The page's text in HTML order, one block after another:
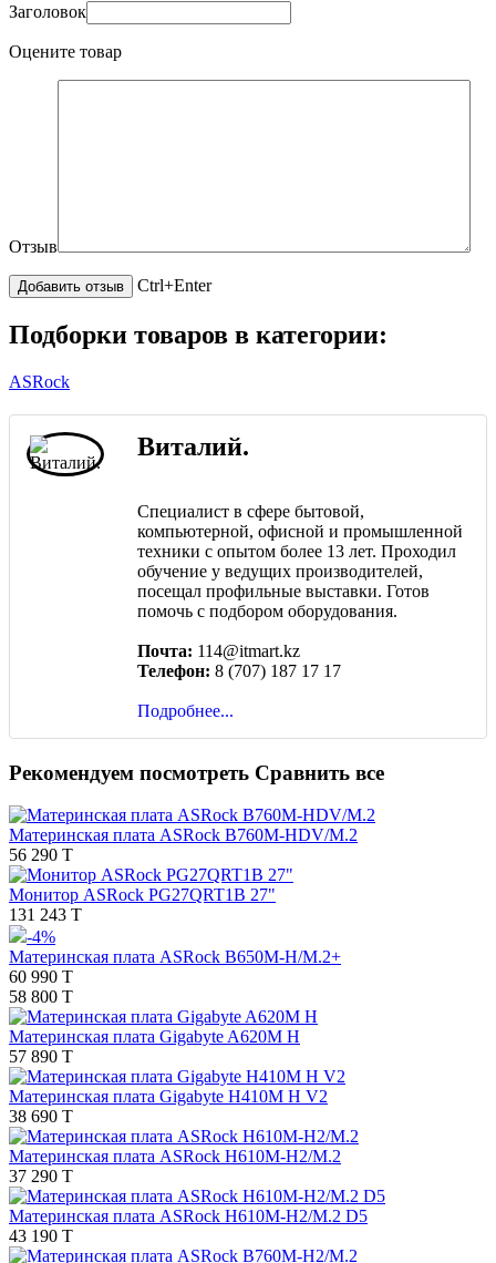
Заголовок
Оцените товар
Отзыв
Ctrl+Enter
Подборки товаров в категории:
ASRock
Виталий.
Специалист в сфере бытовой,
компьютерной, офисной и промышленной
техники с опытом более 13 лет. Проходил
обучение у ведущих производителей,
посещал профильные выставки. Готов
помочь с подбором оборудования.
Почта: 114@itmart.kz
Телефон: 8 (707) 187 17 17
Подробнее...
Рекомендуем посмотреть Сравнить все
Материнская плата ASRock B760M-HDV/M.2
56 290 T
Монитор ASRock PG27QRT1B 27"
131 243 T
-4%
Материнская плата ASRock B650M-H/M.2+
60 990 T
58 800 T
Материнская плата Gigabyte A620M H
57 890 T
Материнская плата Gigabyte H410M H V2
38 690 T
Материнская плата ASRock H610M-H2/M.2
37 290 T
Материнская плата ASRock H610M-H2/M.2 D5
43 190 T